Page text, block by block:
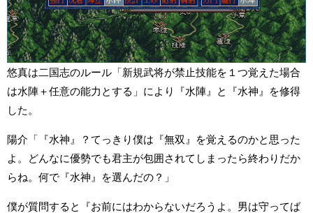
悠真は二国志のルール「新規武将が禁止技能を１つ覚えた場合
は水陣＋任意の能力とする」により『水陣』と『水神』を修得
した。
陽介「『水神』？てっきり僕は『無双』を覚えるのかと思った
よ。どんなに優勢でも君主が包囲されてしまったら終わりだか
らね。何で『水神』を選んだの？」
僕が質問すると『お前にはわからないだろうよ。男は守ってば